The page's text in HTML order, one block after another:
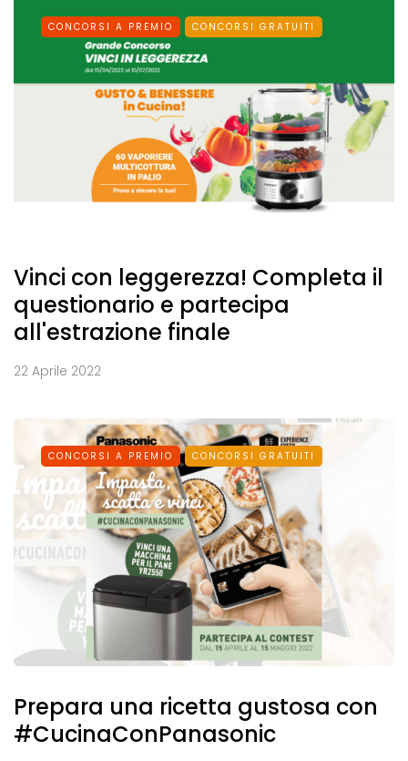
CONCORSI A PREMIO CONCORSI GRATUITI
Vinci con leggerezza! Completa il
questionario e partecipa
all'estrazione finale
22 Aprile 2022
CONCORSI A PREMIO CONCORSI GRATUITI
Prepara una ricetta gustosa con
#CucinaConPanasonic